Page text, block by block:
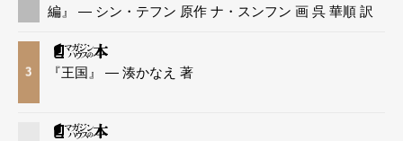
編』 — シン・テフン 原作 ナ・スンフン 画 呉 華順 訳
3 『王国』 — 湊かなえ 著